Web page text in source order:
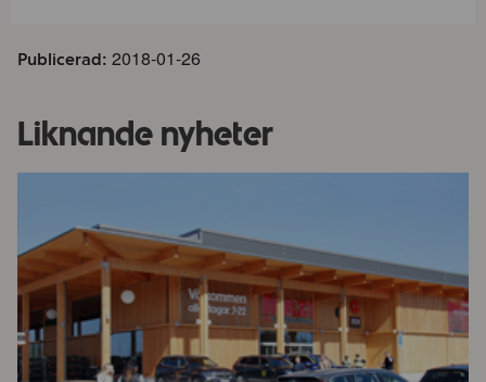
Publicerad: 2018-01-26
Liknande nyheter